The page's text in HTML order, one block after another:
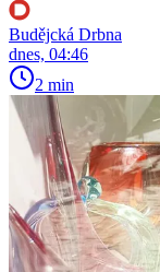
Budějcká Drbna
dnes, 04:46
2 min